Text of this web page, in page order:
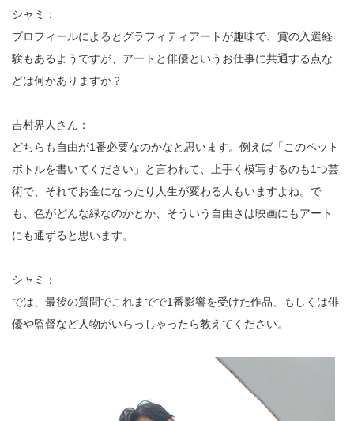
シャミ：
プロフィールによるとグラフィティアートが趣味で、賞の入選経
験もあるようですが、アートと俳優というお仕事に共通する点な
どは何かありますか？
吉村界人さん：
どちらも自由が1番必要なのかなと思います。例えば「このペット
ボトルを書いてください」と言われて、上手く模写するのも1つ芸
術で、それでお金になったり人生が変わる人もいますよね。で
も、色がどんな緑なのかとか、そういう自由さは映画にもアート
にも通ずると思います。
シャミ：
では、最後の質問でこれまでで1番影響を受けた作品、もしくは俳
優や監督など人物がいらっしゃったら教えてください。